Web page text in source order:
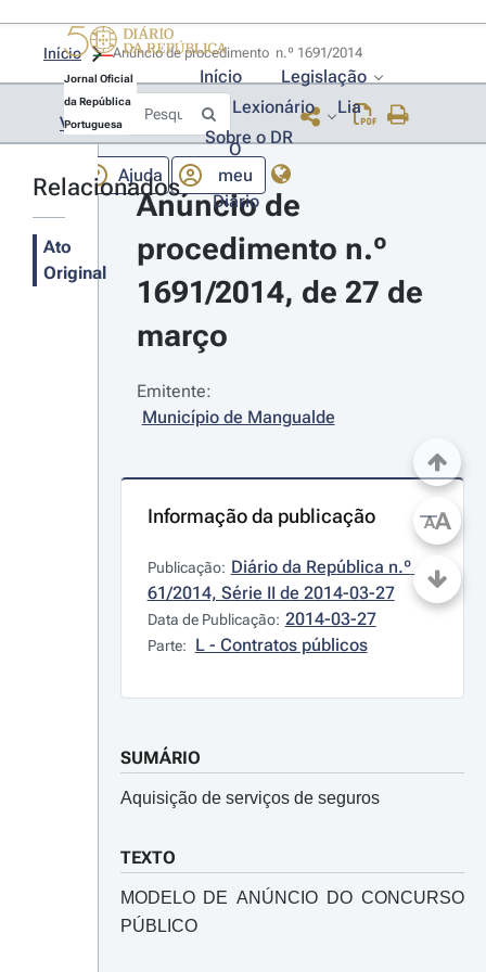
Jornal Oficial
da República
Portuguesa
Início
Legislação
Lexionário
Lia
Sobre o DR
Ajuda
O
meu
Diário
Início
Voltar
Relacionados
Ato
Original
Anúncio de
procedimento n.º
1691/2014, de 27 de
março
Emitente:
Município de Mangualde
Informação da publicação
Publicação: Diário da República n.º
61/2014, Série II de 2014-03-27
Data de Publicação: 2014-03-27
Parte: L - Contratos públicos
SUMÁRIO
Aquisição de serviços de seguros
TEXTO
MODELO DE ANÚNCIO DO CONCURSO
PÚBLICO
AA